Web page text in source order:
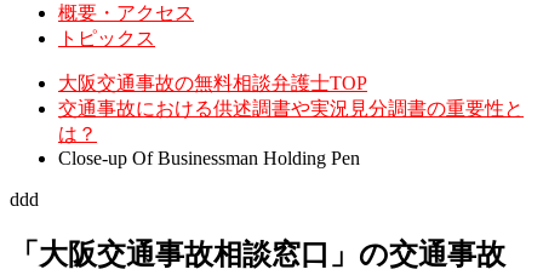
概要・アクセス
トピックス
大阪交通事故の無料相談弁護士TOP
交通事故における供述調書や実況見分調書の重要性と
は？
Close-up Of Businessman Holding Pen
ddd
「大阪交通事故相談窓口」の交通事故